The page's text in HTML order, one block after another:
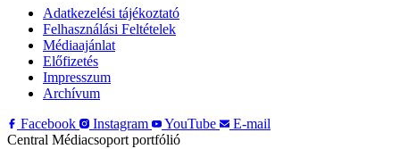
Adatkezelési tájékoztató
Felhasználási Feltételek
Médiaajánlat
Előfizetés
Impresszum
Archívum
Facebook
Instagram YouTube
E-mail
Central Médiacsoport portfólió